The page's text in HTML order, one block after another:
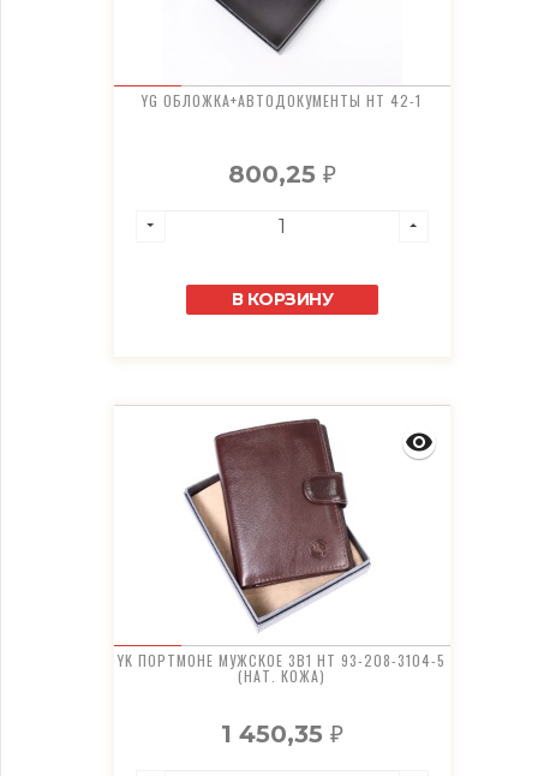
YG ОБЛОЖКА+АВТОДОКУМЕНТЫ HT 42-1
800,25 ₽
В КОРЗИНУ
YK ПОРТМОНЕ МУЖСКОЕ 3В1 HT 93-208-3104-5
(НАТ. КОЖА)
1 450,35 ₽